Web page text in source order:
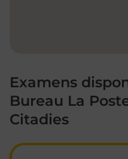
Examens
Bureau La
Citadies